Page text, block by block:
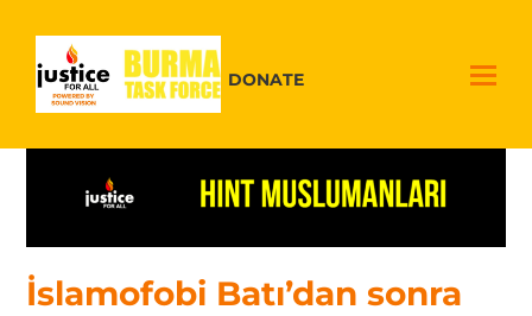
DONATE
İslamofobi Batı’dan sonra